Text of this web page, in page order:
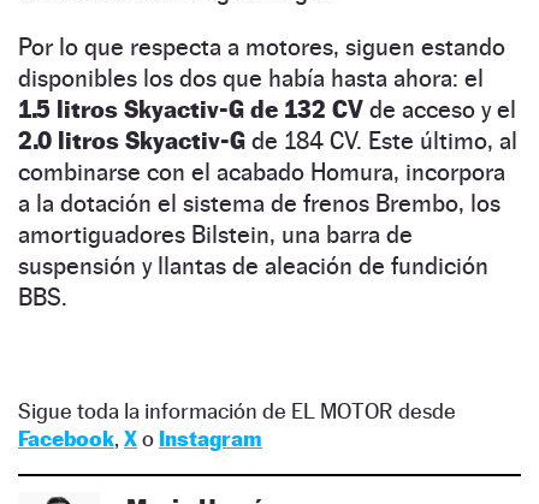
Por lo que respecta a motores, siguen estando
disponibles los dos que había hasta ahora: el
1.5 litros Skyactiv-G de 132 CV de acceso y el
2.0 litros Skyactiv-G de 184 CV. Este último, al
combinarse con el acabado Homura, incorpora
a la dotación el sistema de frenos Brembo, los
amortiguadores Bilstein, una barra de
suspensión y llantas de aleación de fundición
BBS.
Sigue toda la información de EL MOTOR desde
Facebook, Xo Instagram